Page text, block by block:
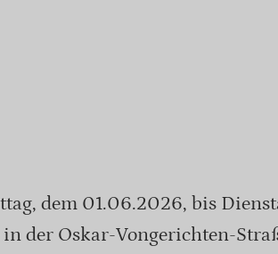
dem 01.06.2026, bis
der Oskar-Vongerichten-